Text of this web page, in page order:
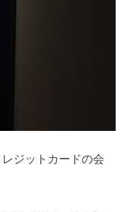
ジットカードの会